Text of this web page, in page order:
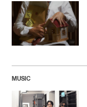
MUSIC